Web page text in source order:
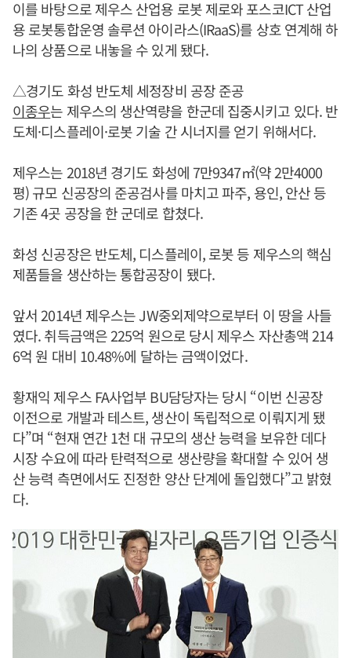
이를 바탕으로 제우스 산업용 로봇 제로와 포스코ICT 산업
용 로봇통합운영 솔루션 아이라스(IRaaS)를 상호 연계해 하
나의 상품으로 내놓을 수 있게 됐다.
△경기도 화성 반도체 세정장비 공장 준공
이종우는 제우스의 생산역량을 한군데 집중시키고 있다. 반
도체·디스플레이·로봇 기술 간 시너지를 얻기 위해서다.
제우스는 2018년 경기도 화성에 7만9347㎡(약 2만4000
평) 규모 신공장의 준공검사를 마치고 파주, 용인, 안산 등
기존 4곳 공장을 한 군데로 합쳤다.
화성 신공장은 반도체, 디스플레이, 로봇 등 제우스의 핵심
제품들을 생산하는 통합공장이 됐다.
앞서 2014년 제우스는 JW중외제약으로부터 이 땅을 사들
였다. 취득금액은 225억 원으로 당시 제우스 자산총액 214
6억 원 대비 10.48%에 달하는 금액이었다.
황재익 제우스 FA사업부 BU담당자는 당시 “이번 신공장
이전으로 개발과 테스트, 생산이 독립적으로 이뤄지게 됐
다”며 “현재 연간 1천 대 규모의 생산 능력을 보유한 데다
시장 수요에 따라 탄력적으로 생산량을 확대할 수 있어 생
산 능력 측면에서도 진정한 양산 단계에 돌입했다”고 밝혔
다.